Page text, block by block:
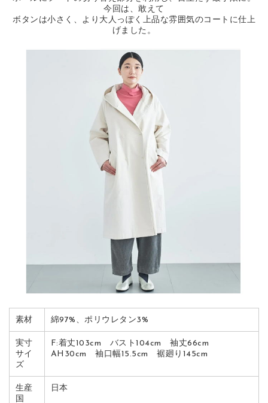
今回は、敢えて
ボタンは小さく、より大人っぽく上品な雰囲気のコートに仕上
げました。
素材 綿97%、ポリウレタン3%
実寸
サイ
ズ
F:着丈103cm バスト104cm 袖丈66cm
AH30cm 袖口幅15.5cm 裾廻り145cm
生産
国
日本